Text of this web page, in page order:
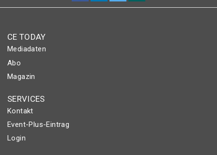
CE TODAY
Mediadaten
Abo
Magazin
SERVICES
Kontakt
Event-Plus-Eintrag
Login